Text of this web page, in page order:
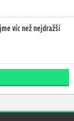
víc než nejdražší